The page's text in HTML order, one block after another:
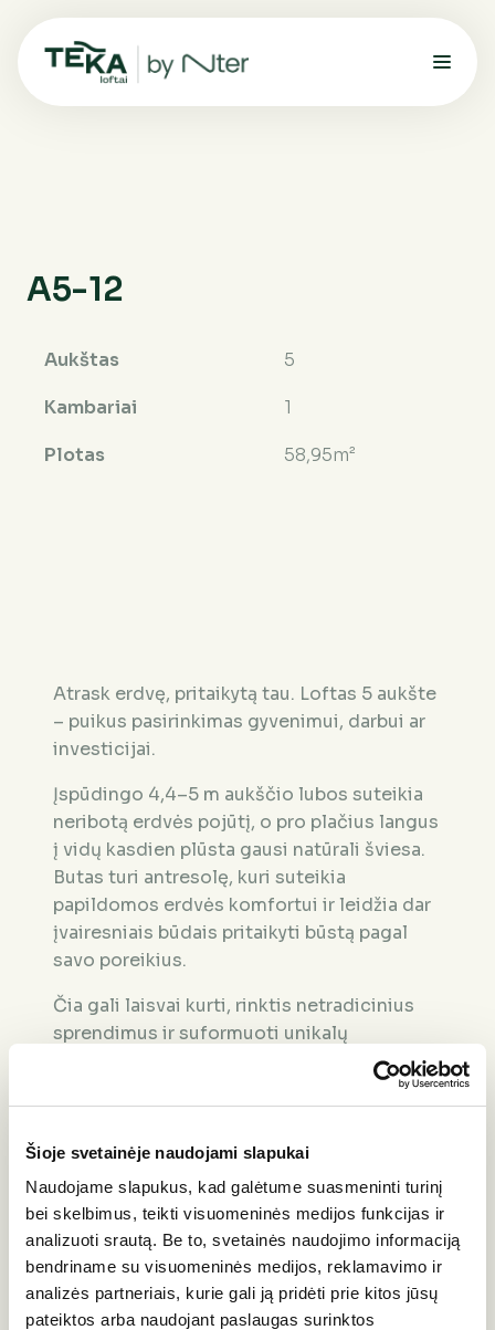
Šioje svetainėje naudojami slapukai
Naudojame slapukus, kad galėtume suasmeninti turinį
bei skelbimus, teikti visuomeninės medijos funkcijas ir
analizuoti srautą. Be to, svetainės naudojimo informaciją
bendriname su visuomeninės medijos, reklamavimo ir
analizės partneriais, kurie gali ją pridėti prie kitos jūsų
pateiktos arba naudojant paslaugas surinktos
A5-12
Aukštas 5
Kambariai 1
Plotas 58,95m²
Atrask erdvę, pritaikytą tau. Loftas 5 aukšte
– puikus pasirinkimas gyvenimui, darbui ar
investicijai.
Įspūdingo 4,4–5 m aukščio lubos suteikia
neribotą erdvės pojūtį, o pro plačius langus
į vidų kasdien plūsta gausi natūrali šviesa.
Butas turi antresolę, kuri suteikia
papildomos erdvės komfortui ir leidžia dar
įvairesniais būdais pritaikyti būstą pagal
savo poreikius.
Čia gali laisvai kurti, rinktis netradicinius
sprendimus ir suformuoti unikalų
Palikti užklausą